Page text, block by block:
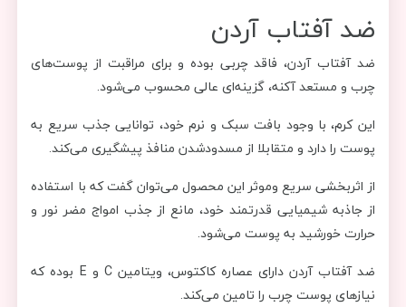
ضد آفتاب آردن
ضد آفتاب آردن، فاقد چربی بوده و برای مراقبت از پوست‌های
چرب و مستعد آکنه، گزینه‌ای عالی محسوب می‌شود.
این کرم، با وجود بافت سبک و نرم خود، توانایی جذب سریع به
پوست را دارد و متقابلا از مسدودشدن منافذ پیشگیری می‌کند.
از اثربخشی سریع و‌موثر این محصول می‌توان گفت که با استفاده
از جاذبه شیمیایی قدرتمند خود، مانع از جذب امواج مضر نور و
حرارت خورشید به پوست می‌شود.
ضد آفتاب آردن دارای عصاره کاکتوس، ویتامین C و E بوده که
نیازهای پوست چرب را تامین می‌کند.